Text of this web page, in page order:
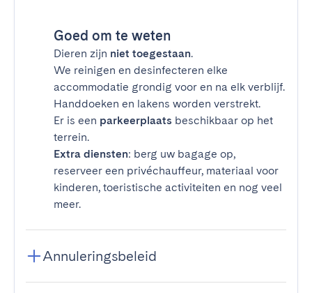
Goed om te weten
Dieren zijn niet toegestaan.
We reinigen en desinfecteren elke
accommodatie grondig voor en na elk verblijf.
Handdoeken en lakens worden verstrekt.
Er is een parkeerplaats beschikbaar op het
terrein.
Extra diensten: berg uw bagage op,
reserveer een privéchauffeur, materiaal voor
kinderen, toeristische activiteiten en nog veel
meer.
Annuleringsbeleid